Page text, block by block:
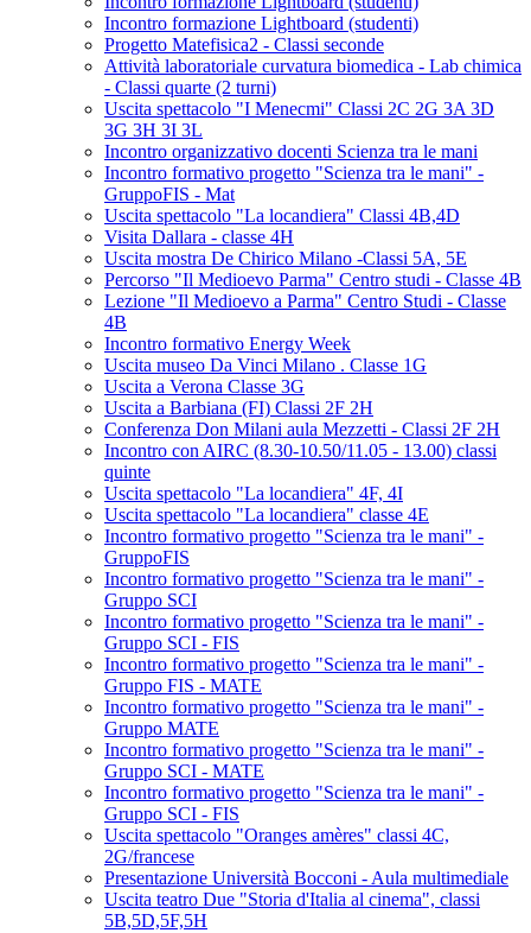
Incontro formazione Lightboard (studenti)
Progetto Matefisica2 - Classi seconde
Attività laboratoriale curvatura biomedica - Lab chimica
- Classi quarte (2 turni)
Uscita spettacolo "I Menecmi" Classi 2C 2G 3A 3D
3G 3H 3I 3L
Incontro organizzativo docenti Scienza tra le mani
Incontro formativo progetto "Scienza tra le mani" -
GruppoFIS - Mat
Uscita spettacolo "La locandiera" Classi 4B,4D
Visita Dallara - classe 4H
Uscita mostra De Chirico Milano -Classi 5A, 5E
Percorso "Il Medioevo Parma" Centro studi - Classe 4B
Lezione "Il Medioevo a Parma" Centro Studi - Classe
4B
Incontro formativo Energy Week
Uscita museo Da Vinci Milano . Classe 1G
Uscita a Verona Classe 3G
Uscita a Barbiana (FI) Classi 2F 2H
Conferenza Don Milani aula Mezzetti - Classi 2F 2H
Incontro con AIRC (8.30-10.50/11.05 - 13.00) classi
quinte
Uscita spettacolo "La locandiera" 4F, 4I
Uscita spettacolo "La locandiera" classe 4E
Incontro formativo progetto "Scienza tra le mani" -
GruppoFIS
Incontro formativo progetto "Scienza tra le mani" -
Gruppo SCI
Incontro formativo progetto "Scienza tra le mani" -
Gruppo SCI - FIS
Incontro formativo progetto "Scienza tra le mani" -
Gruppo FIS - MATE
Incontro formativo progetto "Scienza tra le mani" -
Gruppo MATE
Incontro formativo progetto "Scienza tra le mani" -
Gruppo SCI - MATE
Incontro formativo progetto "Scienza tra le mani" -
Gruppo SCI - FIS
Uscita spettacolo "Oranges amères" classi 4C,
2G/francese
Presentazione Università Bocconi - Aula multimediale
Uscita teatro Due "Storia d'Italia al cinema", classi
5B,5D,5F,5H